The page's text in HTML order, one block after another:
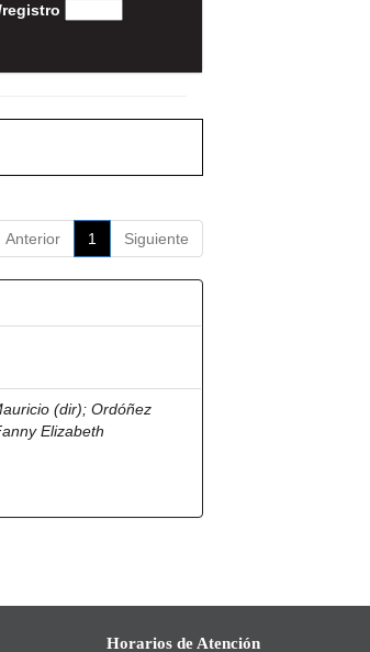
Anterior 1 Siguiente
(dir);Ordóñez
Elizabeth
Horarios de Atención